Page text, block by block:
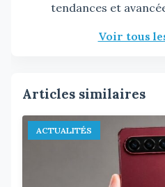
tendances et
Voir tous
Articles similaires
ACTUALITÉS